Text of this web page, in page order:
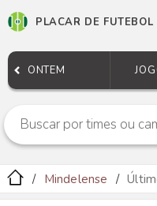
PLACAR DE FUTEBOL
ONTEM
Mindelense